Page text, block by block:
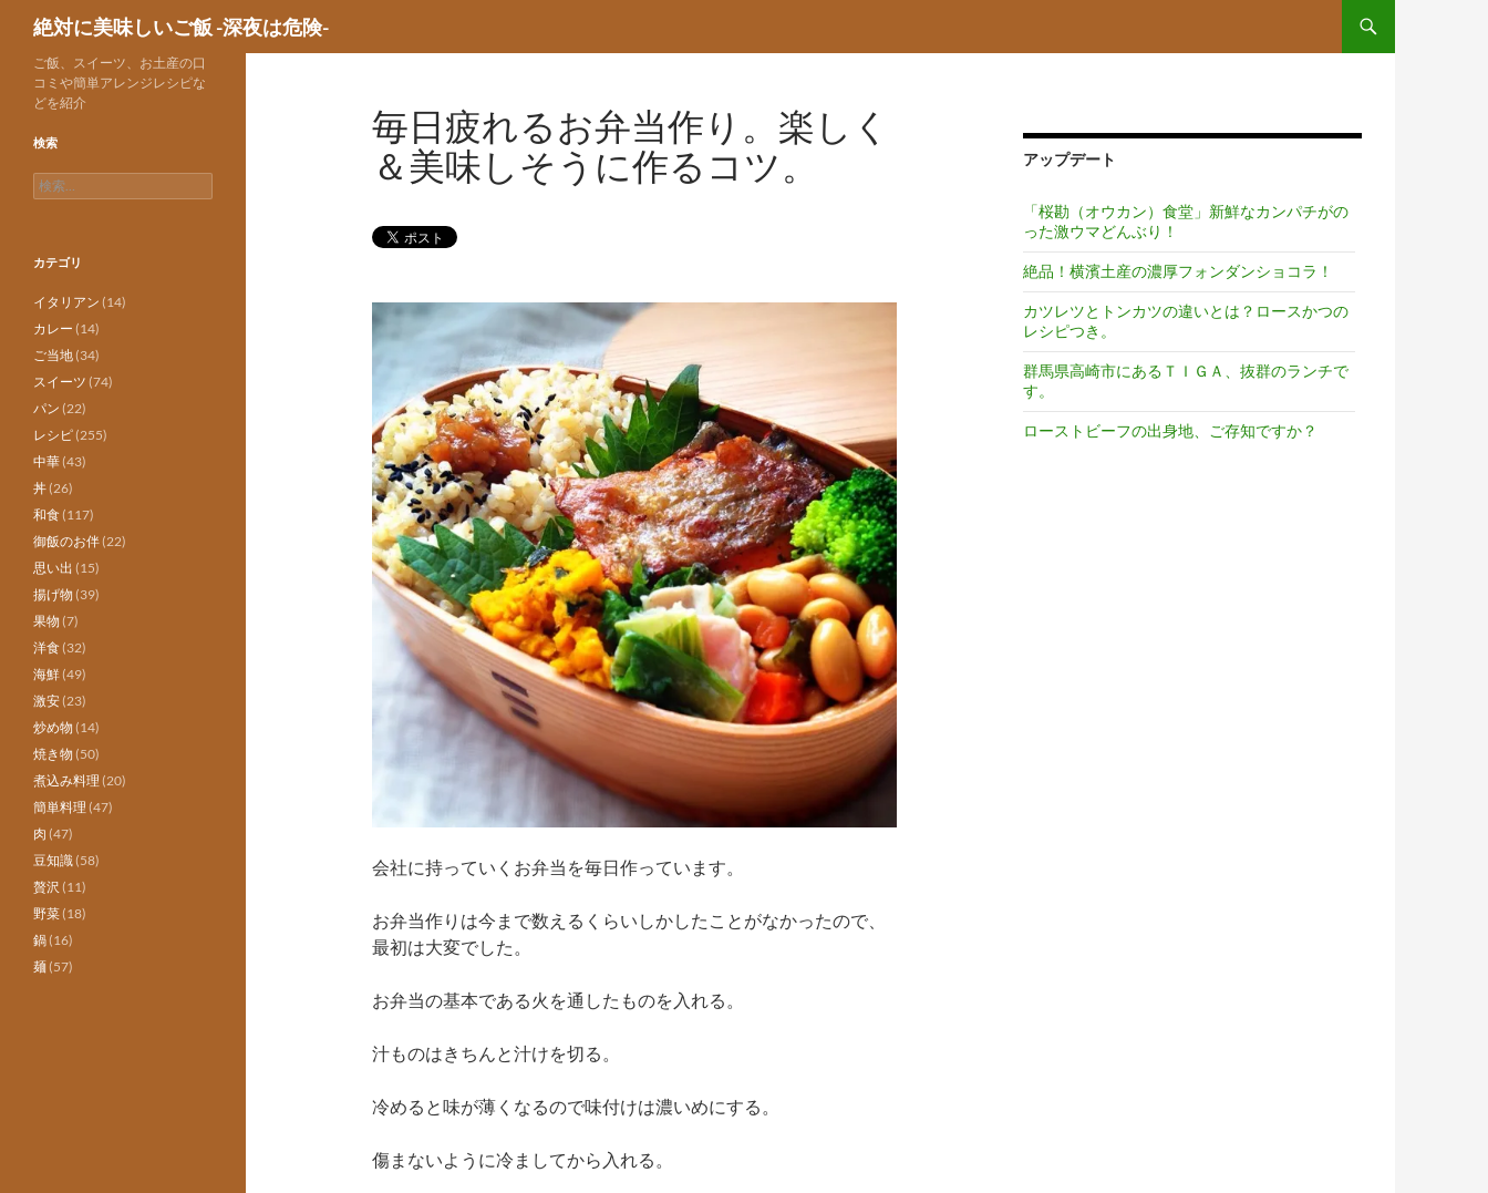
絶対に美味しいご飯 -深夜は危険-
毎日疲れるお弁当作り。楽しく
＆美味しそうに作るコツ。
会社に持っていくお弁当を毎日作っています。
お弁当作りは今まで数えるくらいしかしたことがなかったので、
最初は大変でした。
お弁当の基本である火を通したものを入れる。
汁ものはきちんと汁けを切る。
冷めると味が薄くなるので味付けは濃いめにする。
傷まないように冷ましてから入れる。
アップデート
「桜勘（オウカン）食堂」新鮮なカンパチがの
った激ウマどんぶり！
絶品！横濱土産の濃厚フォンダンショコラ！
カツレツとトンカツの違いとは？ロースかつの
レシピつき。
群馬県高崎市にあるＴＩＧＡ、抜群のランチで
す。
ローストビーフの出身地、ご存知ですか？
ご飯、スイーツ、お土産の口
コミや簡単アレンジレシピな
どを紹介
検索
検
索:
カテゴリ
イタリアン (14)
カレー (14)
ご当地(34)
スイーツ (74)
パン (22)
レシピ(255)
中華(43)
丼(26)
和食(117)
御飯のお伴(22)
思い出 (15)
揚げ物 (39)
果物 (7)
洋食(32)
海鮮(49)
激安(23)
炒め物 (14)
焼き物 (50)
煮込み料理 (20)
簡単料理 (47)
肉 (47)
豆知識(58)
贅沢 (11)
野菜(18)
鍋(16)
麺(57)